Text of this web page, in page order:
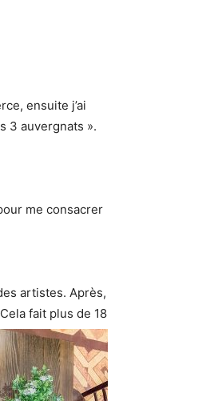
ensuite j’ai
3 auvergnats ».
me consacrer
artistes. Après,
fait plus de 18